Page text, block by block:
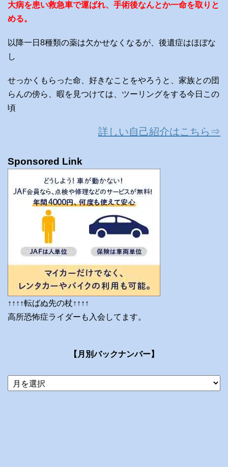
大病を患い救急車で運ばれ、手術後なんとか一命を取りと
める。
以降一日8種類の薬は欠かせなくなるが、後遺症はほぼな
し
せっかくもらった命、好きなことをやろうと、家族との団
らんの傍ら、暇を見つけては、ツーリングをする今日この
頃
詳しい自己紹介はこちら⇒
Sponsored Link
↑↑↑↑転ばぬ先の杖↑↑↑↑
高所恐怖症ライダーも入会してます。
【月別バックナンバー】
当
ブ